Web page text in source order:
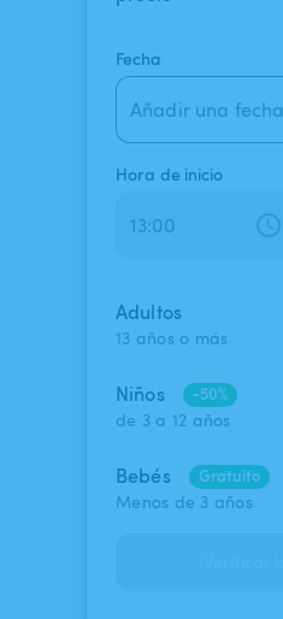
Fecha
Añadir una fecha
Hora de inicio
Adultos
13 años o más
Niños
-50%
de 3 a 12 años
Bebés
Gratuito
Menos de 3 años